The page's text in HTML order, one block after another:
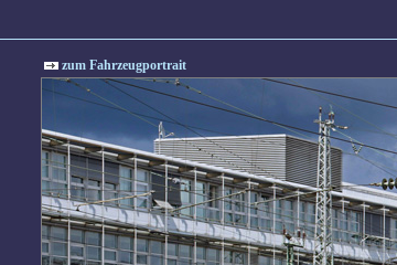
zum Fahrzeugportrait